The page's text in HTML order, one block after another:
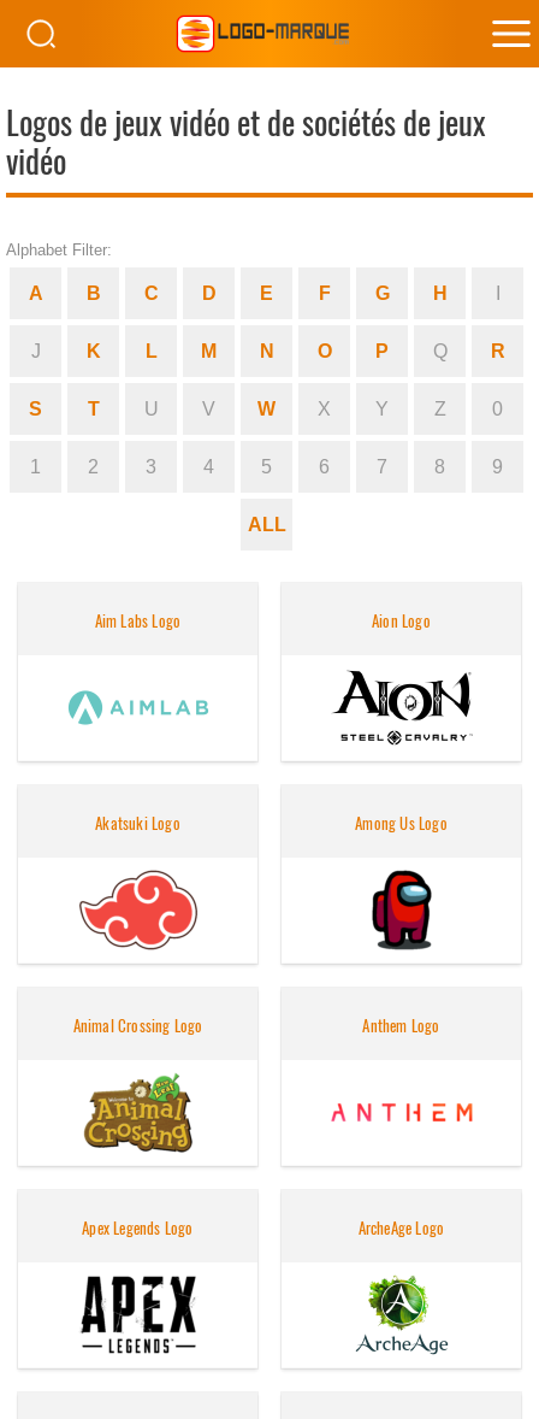
Logos de jeux vidéo et de sociétés de jeux
vidéo
Alphabet Filter:
A B C D E F G H
J K L M N O P Q R
S T U V W X Y Z 0
1 2 3 4 5 6 7 8 9
ALL
Aim Labs Logo Aion Logo
Akatsuki Logo Among Us Logo
Animal Crossing Logo Anthem Logo
Apex Legends Logo ArcheAge Logo